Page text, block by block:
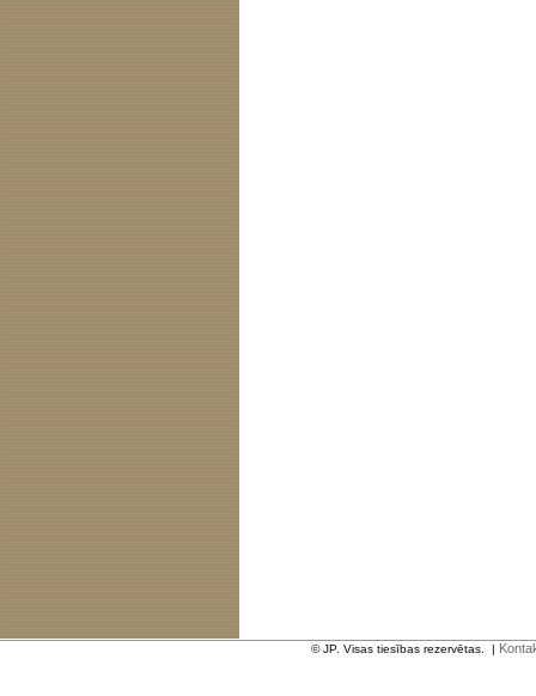
© JP. Visas tiesības rezervētas. |